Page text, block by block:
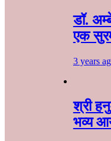
डॉ.
एक
3 years
श्री
भव्य